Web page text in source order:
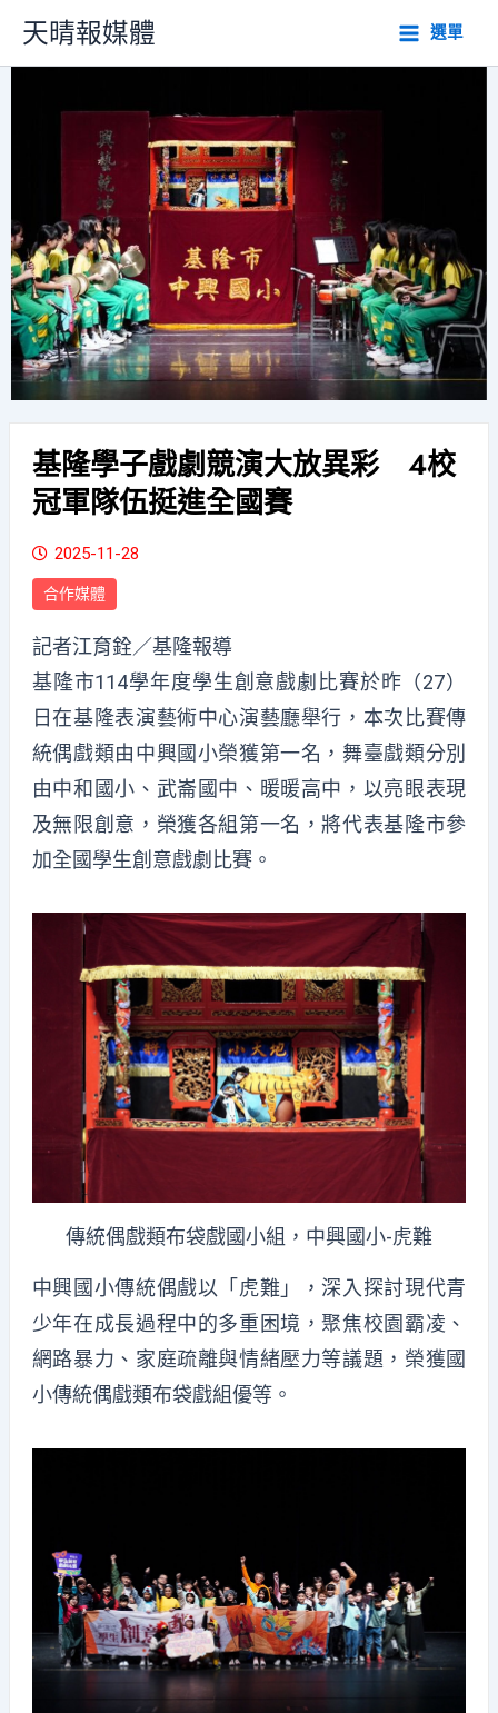
主
天晴報媒體 選單
基隆學子戲劇競演大放異彩 4校
冠軍隊伍挺進全國賽
2025-11-28
合作媒體
記者江育銓／基隆報導
基隆市114學年度學生創意戲劇比賽於昨（27）
日在基隆表演藝術中心演藝廳舉行，本次比賽傳
統偶戲類由中興國小榮獲第一名，舞臺戲類分別
由中和國小、武崙國中、暖暖高中，以亮眼表現
及無限創意，榮獲各組第一名，將代表基隆市參
加全國學生創意戲劇比賽。
傳統偶戲類布袋戲國小組，中興國小-虎難
中興國小傳統偶戲以「虎難」，深入探討現代青
少年在成長過程中的多重困境，聚焦校園霸凌、
網路暴力、家庭疏離與情緒壓力等議題，榮獲國
小傳統偶戲類布袋戲組優等。